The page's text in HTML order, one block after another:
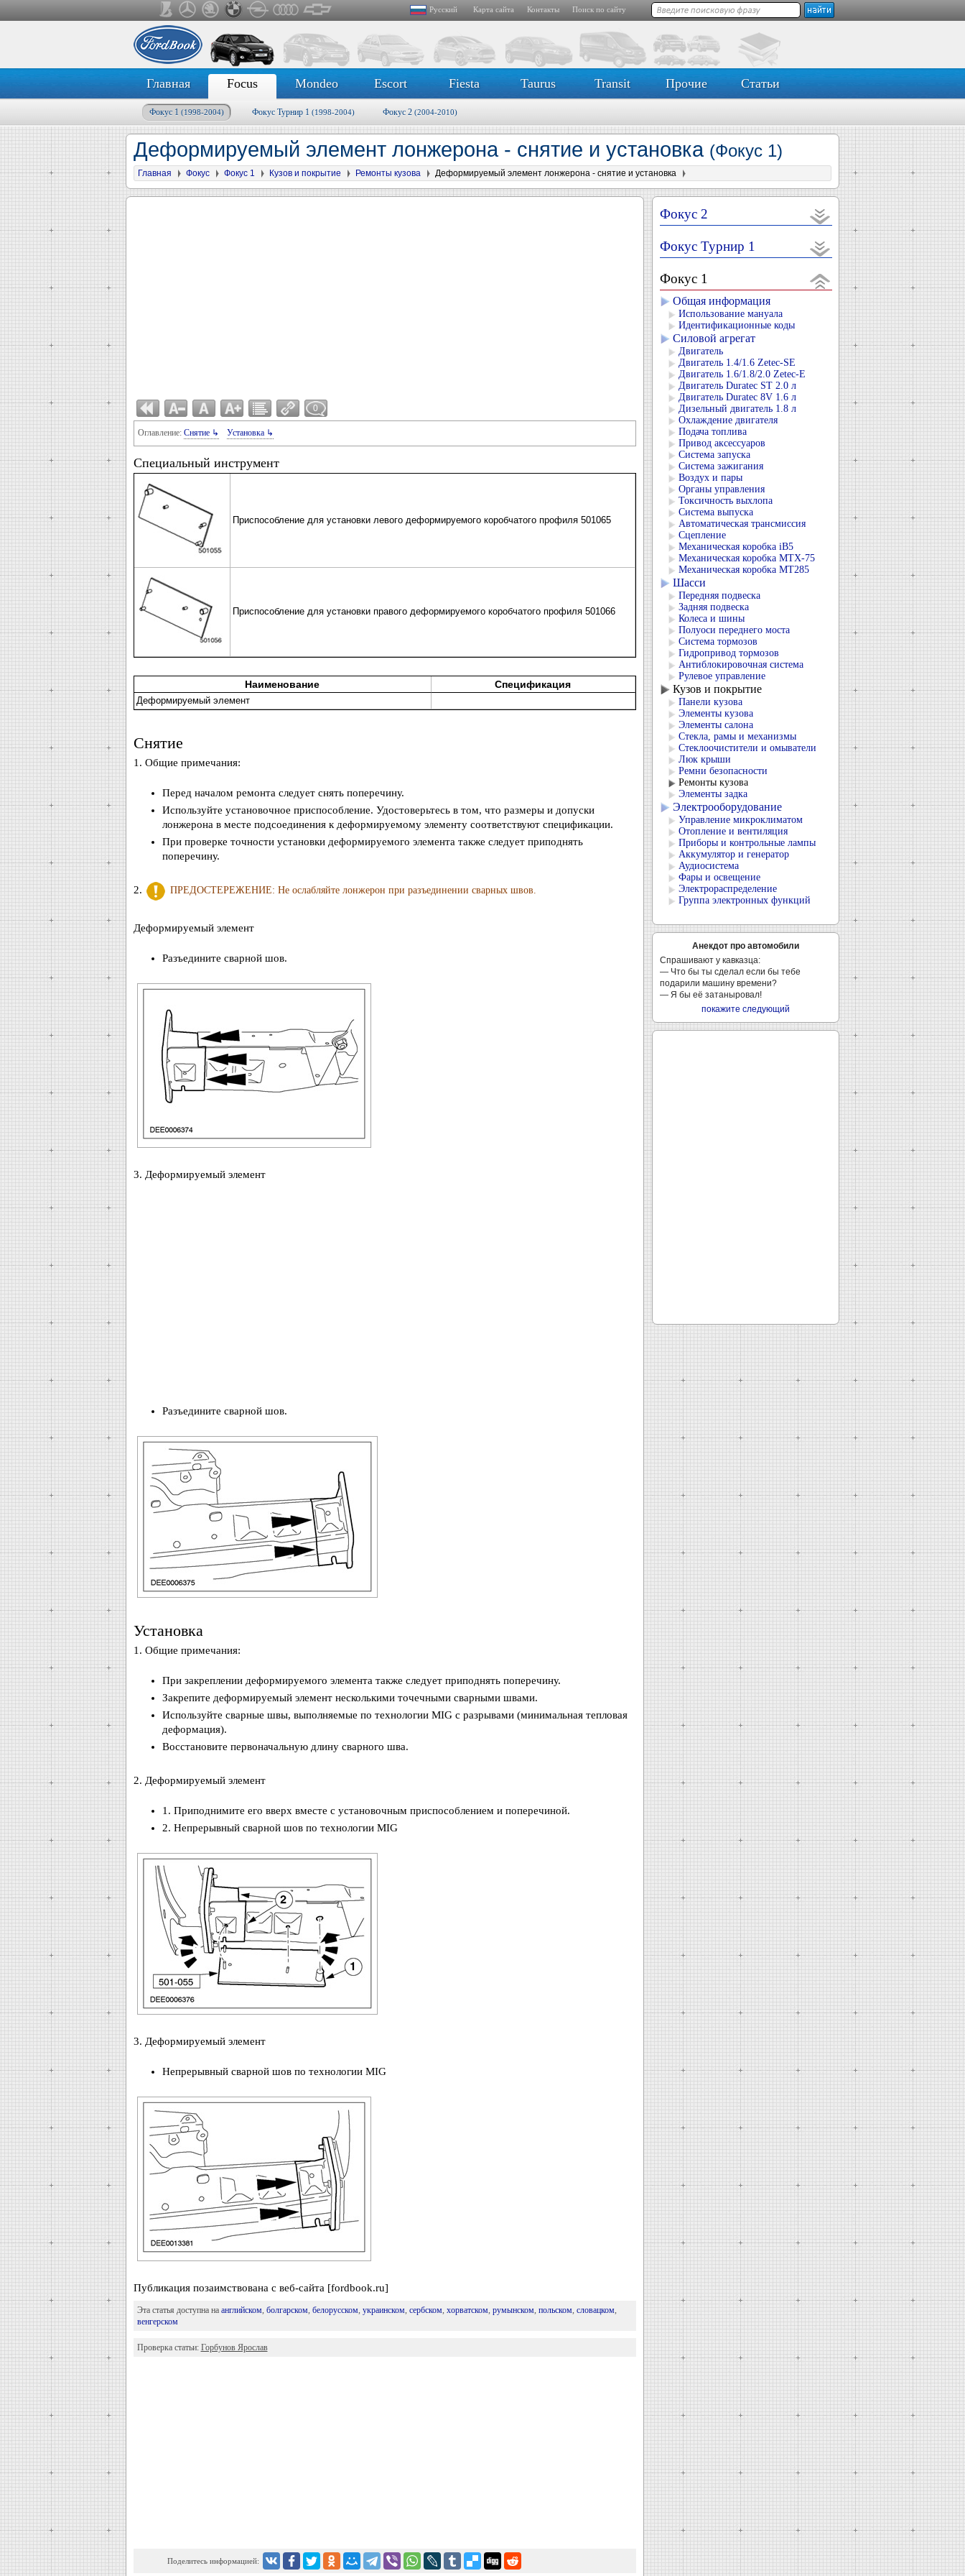
Русский Карта сайта Контакты Поиск по сайту
Главная Focus Mondeo Escort Fiesta Taurus Transit Прочие Статьи
Фокус 1 (1998-2004) Фокус Турнир 1 (1998-2004) Фокус 2 (2004-2010)
Деформируемый элемент лонжерона - снятие и установка (Фокус 1)
Главная Фокус Фокус 1 Кузов и покрытие Ремонты кузова Деформируемый элемент лонжерона - снятие и установка
0
Оглавление: Снятие ↳ Установка ↳
Специальный инструмент
Приспособление для установки левого деформируемого коробчатого профиля 501065
Приспособление для установки правого деформируемого коробчатого профиля 501066
Наименование Спецификация
Деформируемый элемент
Снятие
1. Общие примечания:
Перед началом ремонта следует снять поперечину.
Используйте установочное приспособление. Удостоверьтесь в том, что размеры и допуски
лонжерона в месте подсоединения к деформируемому элементу соответствуют спецификации.
При проверке точности установки деформируемого элемента также следует приподнять
поперечину.
2. ПРЕДОСТЕРЕЖЕНИЕ: Не ослабляйте лонжерон при разъединении сварных швов.
Деформируемый элемент
Разъедините сварной шов.
3. Деформируемый элемент
Разъедините сварной шов.
Установка
1. Общие примечания:
При закреплении деформируемого элемента также следует приподнять поперечину.
Закрепите деформируемый элемент несколькими точечными сварными швами.
Используйте сварные швы, выполняемые по технологии MIG с разрывами (минимальная тепловая
деформация).
Восстановите первоначальную длину сварного шва.
2. Деформируемый элемент
1. Приподнимите его вверх вместе с установочным приспособлением и поперечиной.
2. Непрерывный сварной шов по технологии MIG
3. Деформируемый элемент
Непрерывный сварной шов по технологии MIG
Публикация позаимствована с веб-сайта [fordbook.ru]
Эта статья доступна на английском, болгарском, белорусском, украинском, сербском, хорватском, румынском, польском, словацком,
венгерском
Проверка статьи: Горбунов Ярослав
Поделитесь информацией:
Фокус 2
Фокус Турнир 1
Фокус 1
Общая информация
Использование мануала
Идентификационные коды
Силовой агрегат
Двигатель
Двигатель 1.4/1.6 Zetec-SE
Двигатель 1.6/1.8/2.0 Zetec-E
Двигатель Duratec ST 2.0 л
Двигатель Duratec 8V 1.6 л
Дизельный двигатель 1.8 л
Охлаждение двигателя
Подача топлива
Привод аксессуаров
Система запуска
Система зажигания
Воздух и пары
Органы управления
Токсичность выхлопа
Система выпуска
Автоматическая трансмиссия
Сцепление
Механическая коробка iB5
Механическая коробка MTX-75
Механическая коробка MT285
Шасси
Передняя подвеска
Задняя подвеска
Колеса и шины
Полуоси переднего моста
Система тормозов
Гидропривод тормозов
Антиблокировочная система
Рулевое управление
Кузов и покрытие
Панели кузова
Элементы кузова
Элементы салона
Стекла, рамы и механизмы
Стеклоочистители и омыватели
Люк крыши
Ремни безопасности
Ремонты кузова
Элементы задка
Электрооборудование
Управление микроклиматом
Отопление и вентиляция
Приборы и контрольные лампы
Аккумулятор и генератор
Аудиосистема
Фары и освещение
Электрораспределение
Группа электронных функций
Анекдот про автомобили
Спрашивают у кавказца:
— Что бы ты сделал если бы тебе
подарили машину времени?
— Я бы её затаныровал!
покажите следующий